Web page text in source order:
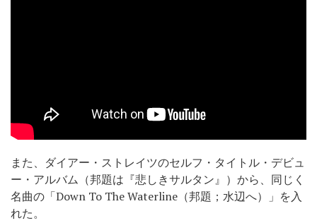
また、ダイアー・ストレイツのセルフ・タイトル・デビュ
ー・アルバム（邦題は『悲しきサルタン』）から、同じく
名曲の「Down To The Waterline（邦題；水辺へ）」を入
れた。